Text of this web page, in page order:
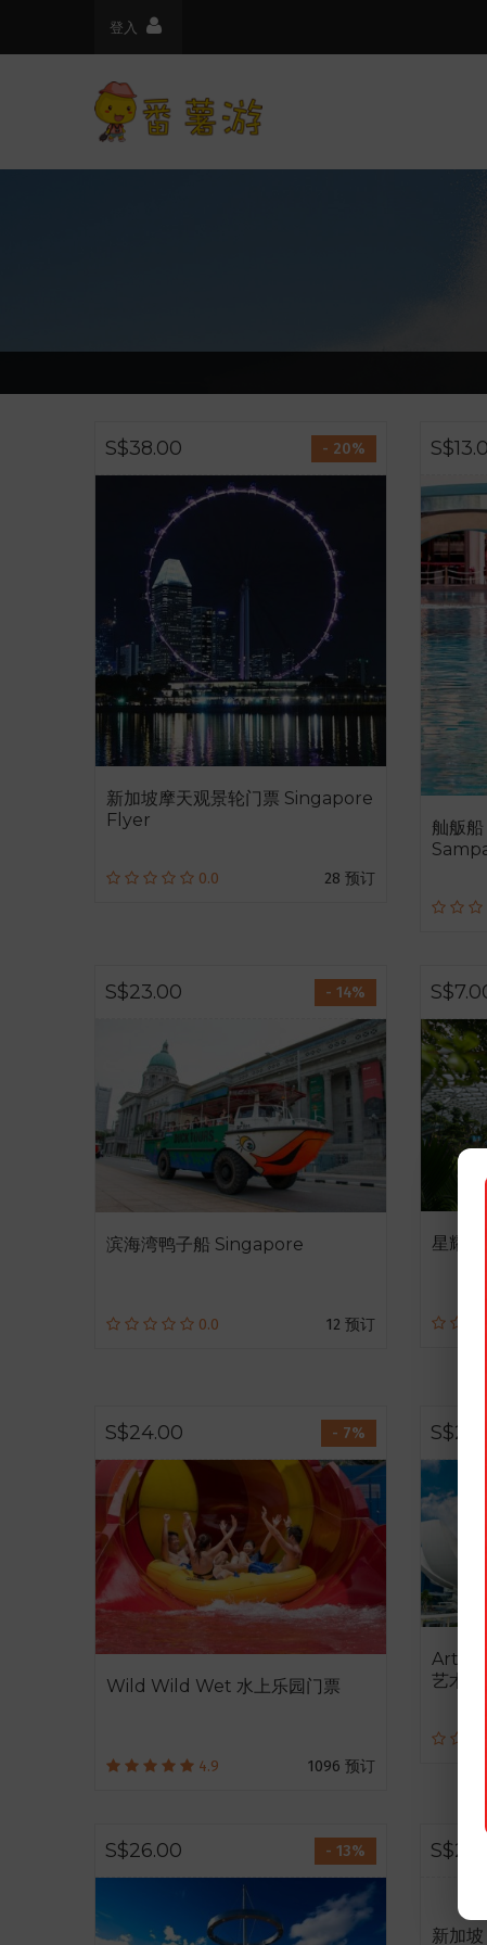
登入
S$38.00 - 20%
新加坡摩天观景轮门票 Singapore
Flyer
0.0 28 预订
舢舨
S$23.00 - 14%
滨海湾鸭子船 Singapore
0.0 12 预订
星耀
S$24.00 - 7%
Wild Wild Wet 水上乐园门票
4.9 1096 预订
艺术科
S$26.00 - 13%
新加